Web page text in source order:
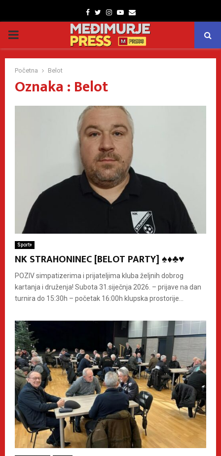
Facebook
TwitterInstagram
Youtube
Email
PRIMARY
MENU
Početna Belot
Oznaka : Belot
Sport+
NK STRAHONINEC [BELOT PARTY] ♠️♦️♣️♥️
POZIV simpatizerima i prijateljima kluba željnih dobrog
kartanja i druženja! Subota 31.siječnja 2026. – prijave na dan
turnira do 15:30h – početak 16:00h klupska prostorije...